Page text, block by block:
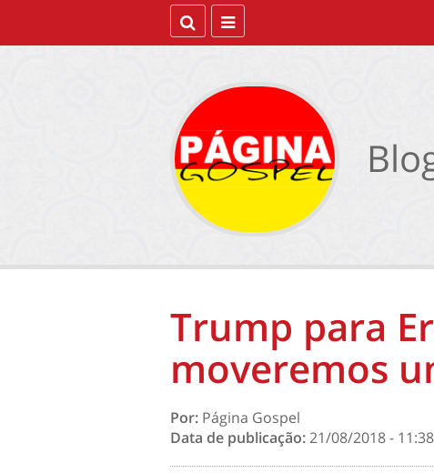
Trump para
moveremos
Por: Página Gospel
Data de publicação:21/08/2018 - 11:38